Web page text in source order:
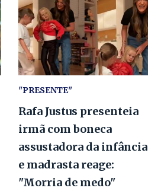
"PRESENTE"
Rafa Justus presenteia
irmã com boneca
assustadora da infância
e madrasta reage:
"Morria de medo"